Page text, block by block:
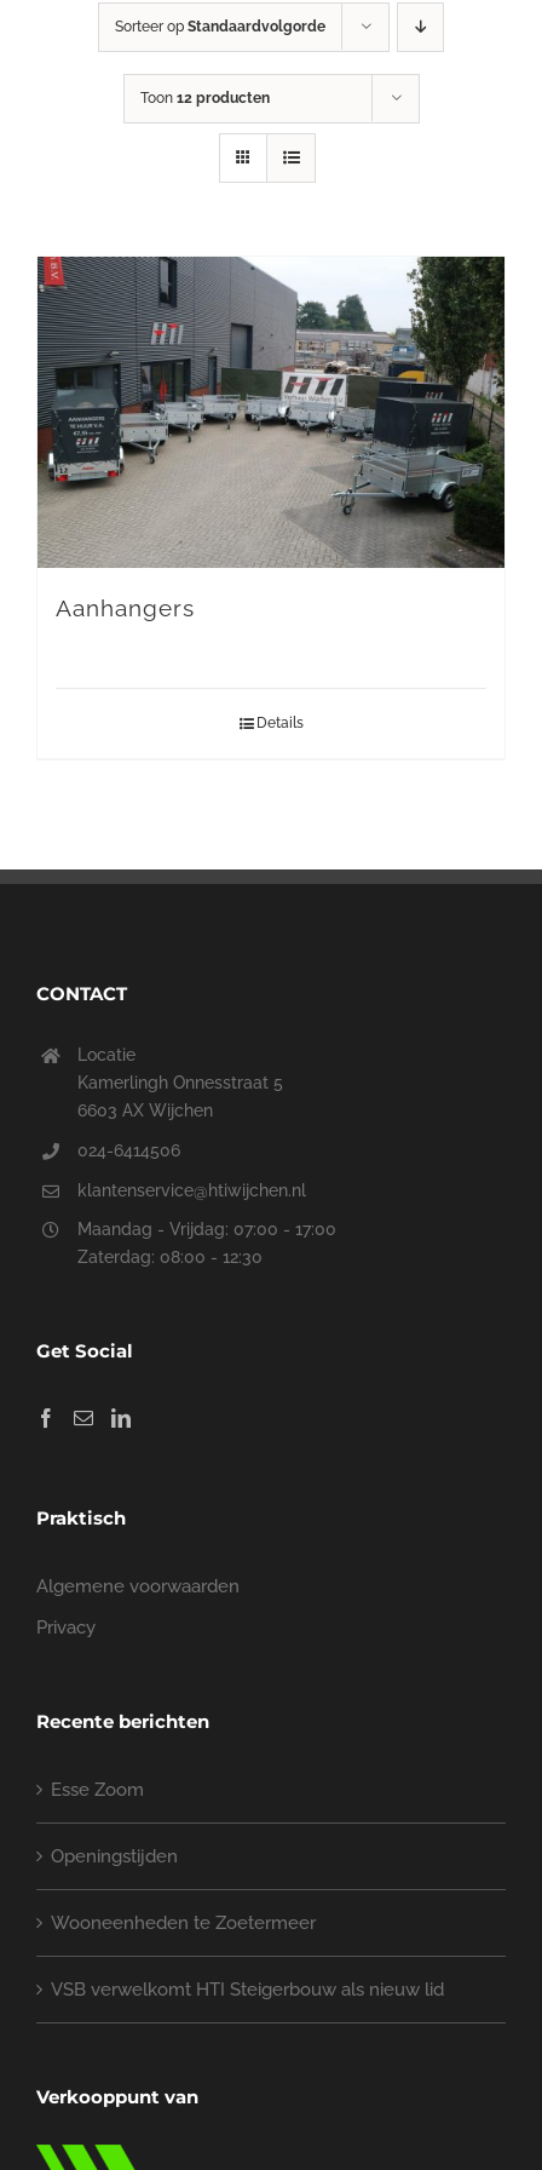
Sorteer op Standaardvolgorde
Toon 12 producten
Aanhangers
Details
CONTACT
Locatie
Kamerlingh Onnesstraat 5
6603 AX Wijchen
024-6414506
klantenservice@htiwijchen.nl
Maandag - Vrijdag: 07:00 - 17:00
Zaterdag: 08:00 - 12:30
Get Social
Praktisch
Algemene voorwaarden
Privacy
Recente berichten
Esse Zoom
Openingstijden
Wooneenheden te Zoetermeer
VSB verwelkomt HTI Steigerbouw als nieuw lid
Verkooppunt van